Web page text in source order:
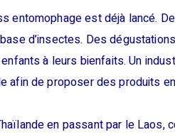
entomophage est déjà lancé.
d’insectes. Des
à leurs bienfaits. Un
afin de proposer des produits
en passant par le